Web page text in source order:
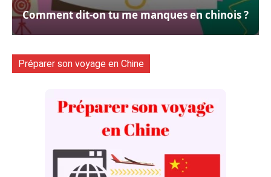
Comment dit-on tu me manques en chinois ?
Préparer son voyage en Chine